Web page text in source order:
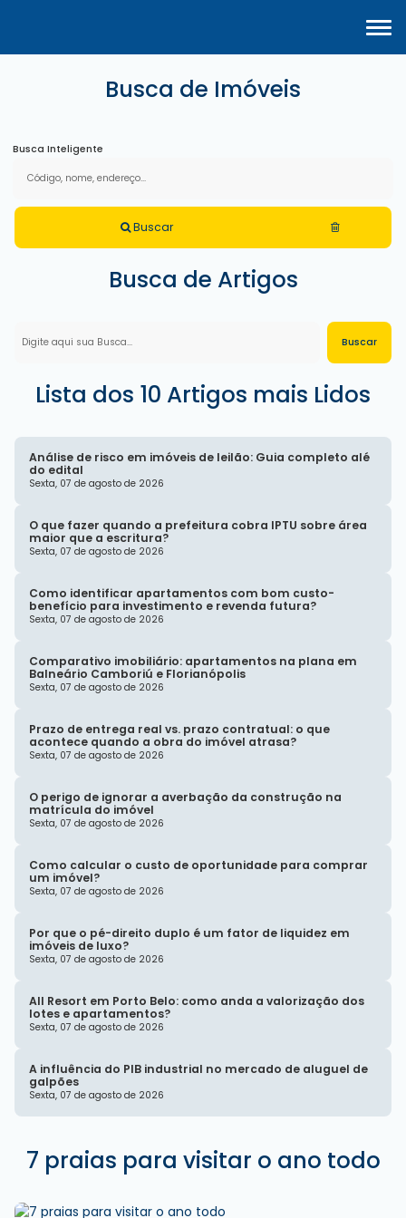
Busca de Imóveis
Busca Inteligente
Buscar
Busca de Artigos
Lista dos 10 Artigos mais Lidos
Análise de risco em imóveis de leilão: Guia completo alé
do edital
Sexta, 07 de agosto de 2026
O que fazer quando a prefeitura cobra IPTU sobre área
maior que a escritura?
Sexta, 07 de agosto de 2026
Como identificar apartamentos com bom custo-
benefício para investimento e revenda futura?
Sexta, 07 de agosto de 2026
Comparativo imobiliário: apartamentos na plana em
Balneário Camboriú e Florianópolis
Sexta, 07 de agosto de 2026
Prazo de entrega real vs. prazo contratual: o que
acontece quando a obra do imóvel atrasa?
Sexta, 07 de agosto de 2026
O perigo de ignorar a averbação da construção na
matrícula do imóvel
Sexta, 07 de agosto de 2026
Como calcular o custo de oportunidade para comprar
um imóvel?
Sexta, 07 de agosto de 2026
Por que o pé-direito duplo é um fator de liquidez em
imóveis de luxo?
Sexta, 07 de agosto de 2026
All Resort em Porto Belo: como anda a valorização dos
lotes e apartamentos?
Sexta, 07 de agosto de 2026
A influência do PIB industrial no mercado de aluguel de
galpões
Sexta, 07 de agosto de 2026
7 praias para visitar o ano todo